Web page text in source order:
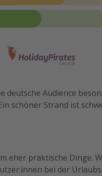
deutsche Audience
schöner Strand ist
eher praktische Dinge.
bei der